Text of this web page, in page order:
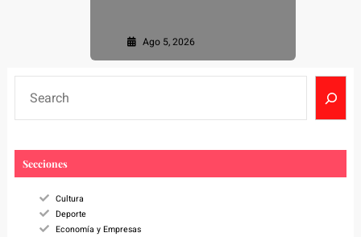
Ago 5, 2026
a
r
Secciones
Cultura
Deporte
Economía y Empresas